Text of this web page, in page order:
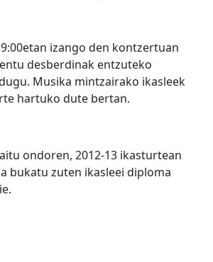
izango den kontzertuan
desberdinak entzuteko
Musika mintzairako ikasleek
hartuko dute bertan.
ondoren, 2012-13 ikasturtean
bukatu zuten ikasleei diploma